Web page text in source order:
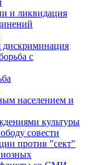
и ликвидация
дискриминация
с
населением и
культуры
совести
против "сект"